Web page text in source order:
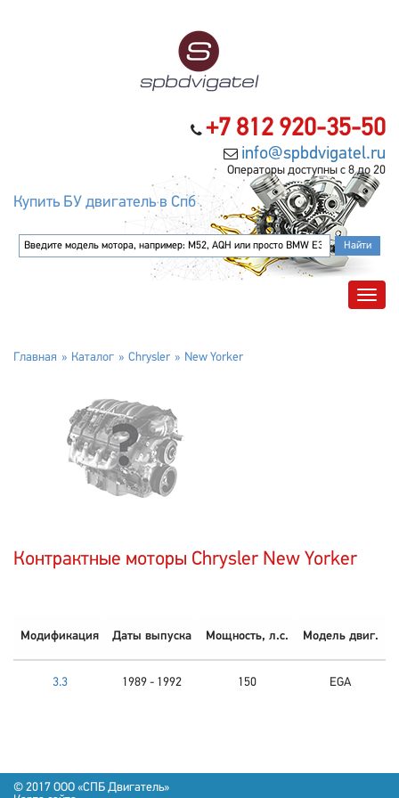
+7 812 920-35-50
info@spbdvigatel.ru
Операторы доступны с 8 до 20
Купить БУ двигатель в Спб
Главная Каталог Chrysler New Yorker
Контрактные моторы Chrysler New Yorker
Модификация Даты выпуска Мощность, л.с. Модель двиг.
3.3 1989 - 1992 150 EGA
© 2017 OOO «СПБ Двигатель»